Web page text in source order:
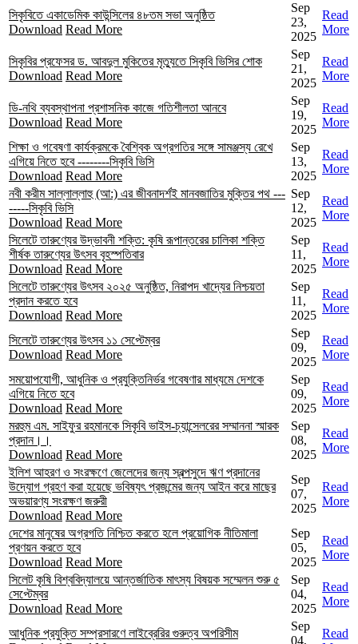
সিকৃবিতে একাডেমিক কাউন্সিলের ৪৮তম সভা অনুষ্ঠিত
Download Read More
Sep
23,
2025
Read
More
সিকৃবির প্রফেসর ড. আবদুল মুকিতের মৃত্যুতে সিকৃবি ভিসির শোক
Download Read More
Sep
21,
2025
Read
More
ডি-নথি ব্যবস্থাপনা প্রশাসনিক কাজে গতিশীলতা আনবে
Download Read More
Sep
19,
2025
Read
More
শিক্ষা ও গবেষণা কার্যক্রমকে বৈশ্বিক অগ্রগতির সঙ্গে সামঞ্জস্য রেখে
এগিয়ে নিতে হবে --------সিকৃবি ভিসি
Download Read More
Sep
13,
2025
Read
More
নবী করীম সাল্লাল্লাহু (আ:) এর জীবনাদর্শই মানবজাতির মুক্তির পথ ---
-----সিকৃবি ভিসি
Download Read More
Sep
12,
2025
Read
More
সিলেটে তারুণ্যের উদ্ভাবনী শক্তি: কৃষি রূপান্তরের চালিকা শক্তি
শীর্ষক তারুণ্যের উৎসব বৃহস্পতিবার
Download Read More
Sep
11,
2025
Read
More
সিলেটে তারুণ্যের উৎসব ২০২৫ অনুষ্ঠিত, নিরাপদ খাদ্যের নিশ্চয়তা
প্রদান করতে হবে
Download Read More
Sep
11,
2025
Read
More
সিলেটে তারুণ্যের উৎসব ১১ সেপ্টেম্বর
Download Read More
Sep
09,
2025
Read
More
সময়োপযোগী, আধুনিক ও প্রযুক্তিনির্ভর গবেষণার মাধ্যমে দেশকে
এগিয়ে নিতে হবে
Download Read More
Sep
09,
2025
Read
More
মরহুম এম. সাইফুর রহমানকে সিকৃবি ভাইস-চ্যান্সেলরের সম্মাননা স্মারক
প্রদান।।
Download Read More
Sep
08,
2025
Read
More
ইলিশ আহরণ ও সংরক্ষণে জেলেদের জন্য স্বল্পসুদে ঋণ প্রদানের
উদ্যোগ গ্রহণ করা হয়েছে ভবিষ্যৎ প্রজন্মের জন্য আইন করে মাছের
অভয়ারণ্য সংরক্ষণ জরুরী
Download Read More
Sep
07,
2025
Read
More
দেশের মানুষের অগ্রগতি নিশ্চিত করতে হলে প্রয়োগিক নীতিমালা
প্রণয়ন করতে হবে
Download Read More
Sep
05,
2025
Read
More
সিলেট কৃষি বিশ্ববিদ্যালয়ে আন্তর্জাতিক মাৎস্য বিষয়ক সম্মেলন শুরু ৫
সেপ্টেম্বর
Download Read More
Sep
04,
2025
Read
More
আধুনিক প্রযুক্তি সম্প্রসারণে লাইব্রেরির গুরুত্ব অপরিসীম
Sep
04,
Read